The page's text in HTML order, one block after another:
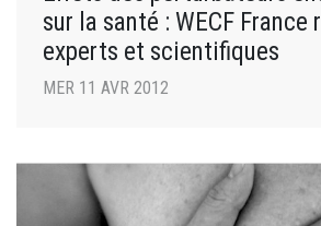
sur la santé : WECF France
experts et scientifiques
MER 11 AVR 2012